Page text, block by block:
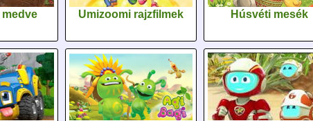
medve Umizoomi rajzfilmek Húsvéti mesék